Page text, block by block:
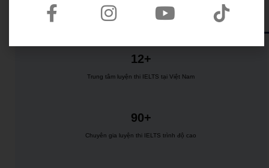
ĐĂNG KÝ NHẬN HỌC BỔNG
12+
Trung tâm luyện thi IELTS tại Việt Nam
90+
Chuyên gia luyện thi IELTS trình độ cao